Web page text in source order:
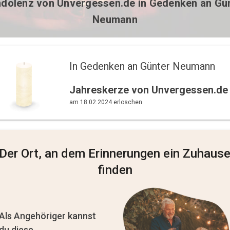
von Unvergessen.dein Gedenken an
Neumann
In Gedenken an Günter Neumann
Jahreskerze von Unvergessen.de
am 18.02.2024 erloschen
Ort, an dem Erinnerungen ein Zuhause
finden
Angehöriger kannst